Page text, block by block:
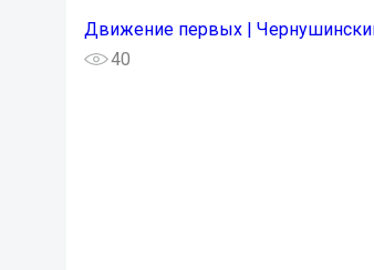
Движение первых |
40